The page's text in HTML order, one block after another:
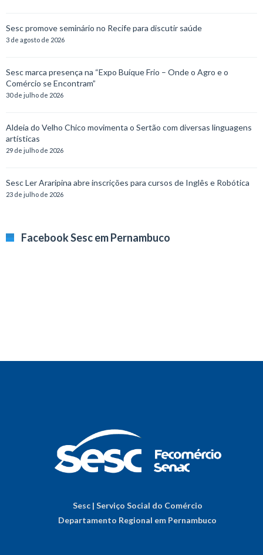
Sesc promove seminário no Recife para discutir saúde
3 de agosto de 2026
Sesc marca presença na “Expo Buíque Frio – Onde o Agro e o
Comércio se Encontram”
30 de julho de 2026
Aldeia do Velho Chico movimenta o Sertão com diversas linguagens
artísticas
29 de julho de 2026
Sesc Ler Araripina abre inscrições para cursos de Inglês e Robótica
23 de julho de 2026
Facebook Sesc em Pernambuco
Sesc | Serviço Social do Comércio
Departamento Regional em Pernambuco